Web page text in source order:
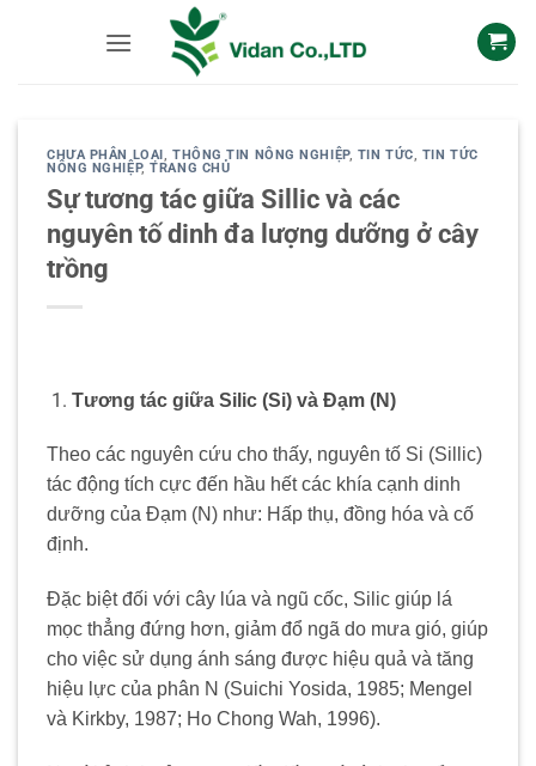
CHƯA PHÂN LOẠI, THÔNG TIN NÔNG NGHIỆP, TIN TỨC, TIN TỨC
NÔNG NGHIỆP,TRANG CHỦ
Sự tương tác giữa Sillic và các
nguyên tố dinh đa lượng dưỡng ở cây
trồng
Tương tác giữa Silic (Si) và Đạm (N)
Theo các nguyên cứu cho thấy, nguyên tố Si (Sillic)
tác động tích cực đến hầu hết các khía cạnh dinh
dưỡng của Đạm (N) như: Hấp thụ, đồng hóa và cố
định.
Đặc biệt đối với cây lúa và ngũ cốc, Silic giúp lá
mọc thẳng đứng hơn, giảm đổ ngã do mưa gió, giúp
cho việc sử dụng ánh sáng được hiệu quả và tăng
hiệu lực của phân N (Suichi Yosida, 1985; Mengel
và Kirkby, 1987; Ho Chong Wah, 1996).